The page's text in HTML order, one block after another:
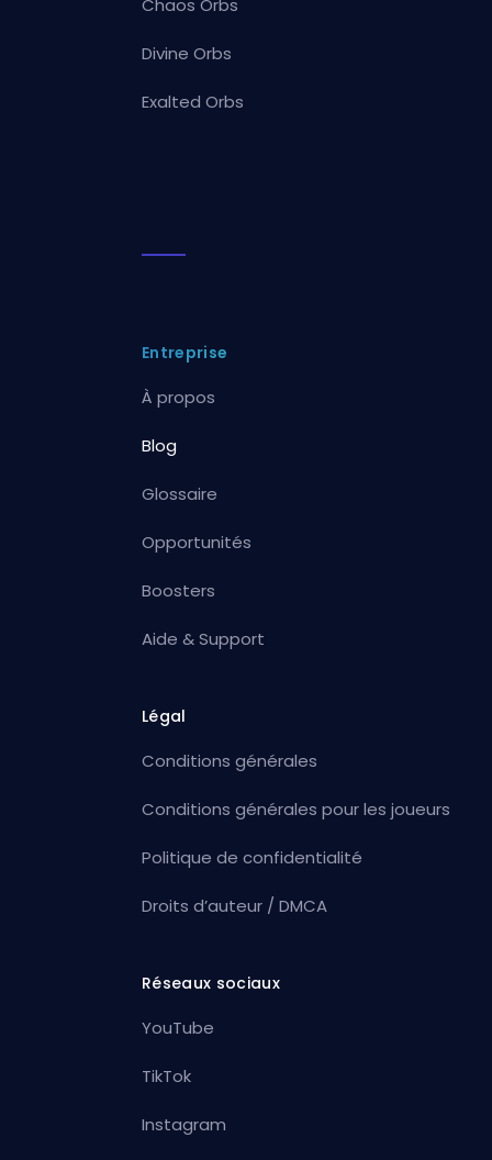
Chaos Orbs
Divine Orbs
Exalted Orbs
Entreprise
À propos
Blog
Glossaire
Opportunités
Boosters
Aide & Support
Légal
Conditions générales
Conditions générales pour les joueurs
Politique de confidentialité
Droits d’auteur / DMCA
Réseaux sociaux
YouTube
TikTok
Instagram